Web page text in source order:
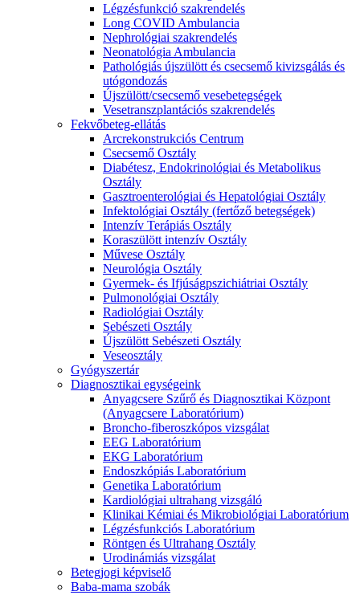
Légzésfunkció szakrendelés
Long COVID Ambulancia
Nephrológiai szakrendelés
Neonatológia Ambulancia
Pathológiás újszülött és csecsemő kivizsgálás és
utógondozás
Újszülött/csecsemő vesebetegségek
Vesetranszplantációs szakrendelés
Fekvőbeteg-ellátás
Arcrekonstrukciós Centrum
Csecsemő Osztály
Diabétesz, Endokrinológiai és Metabolikus
Osztály
Gasztroenterológiai és Hepatológiai Osztály
Infektológiai Osztály (fertőző betegségek)
Intenzív Terápiás Osztály
Koraszülött intenzív Osztály
Művese Osztály
Neurológia Osztály
Gyermek- és Ifjúságpszichiátriai Osztály
Pulmonológiai Osztály
Radiológiai Osztály
Sebészeti Osztály
Újszülött Sebészeti Osztály
Veseosztály
Gyógyszertár
Diagnosztikai egységeink
Anyagcsere Szűrő és Diagnosztikai Központ
(Anyagcsere Laboratórium)
Broncho-fiberoszkópos vizsgálat
EEG Laboratórium
EKG Laboratórium
Endoszkópiás Laboratórium
Genetika Laboratórium
Kardiológiai ultrahang vizsgáló
Klinikai Kémiai és Mikrobiológiai Laboratórium
Légzésfunkciós Laboratórium
Röntgen és Ultrahang Osztály
Urodinámiás vizsgálat
Betegjogi képviselő
Baba-mama szobák